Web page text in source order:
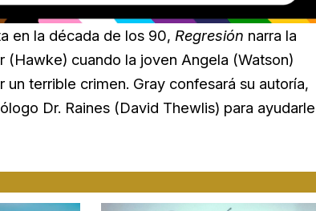
en la década de los 90, Regresión narra la
cuando la joven Angela (Watson)
terrible crimen. Gray confesará su autoría,
Dr. Raines (David Thewlis) para